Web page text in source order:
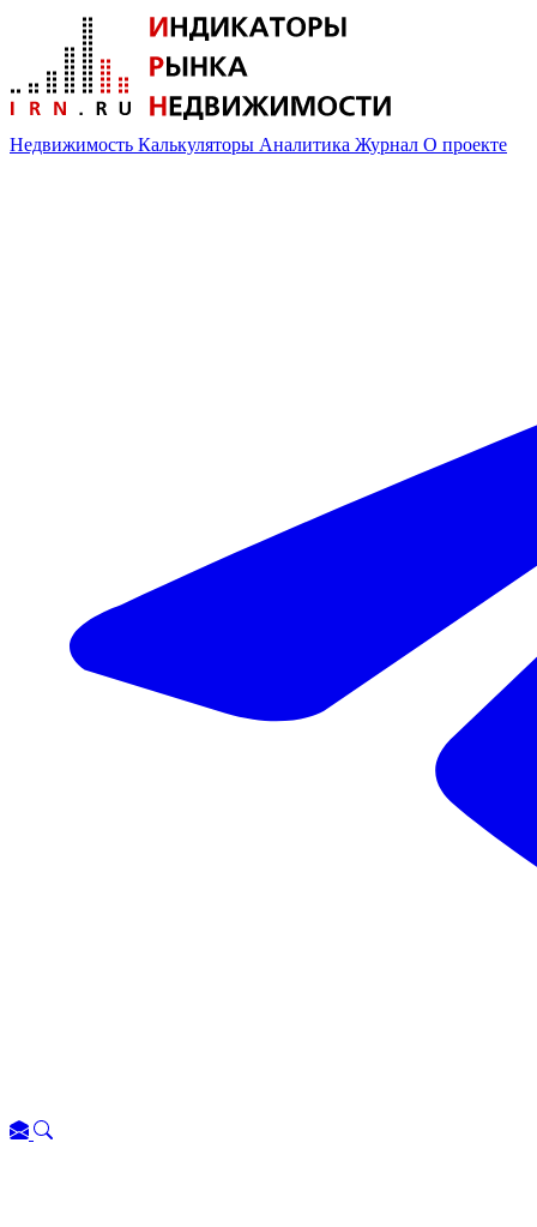
Недвижимость Калькуляторы Аналитика Журнал О проекте